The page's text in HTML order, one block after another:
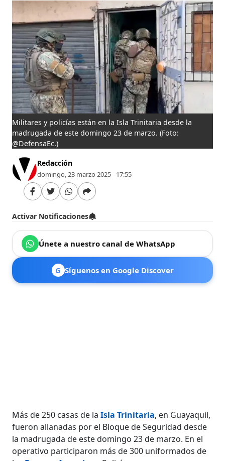
Militares y policías están en la Isla Trinitaria desde la
madrugada de este domingo 23 de marzo. (Foto:
@DefensaEc.)
Redacción
domingo, 23 marzo 2025 - 17:55
Activar Notificaciones
Únete a nuestro canal de WhatsApp
G Síguenos en Google Discover
Más de 250 casas de laIsla Trinitaria, en Guayaquil,
fueron allanadas por el Bloque de Seguridad desde
la madrugada de este domingo 23 de marzo. En el
operativo participaron más de 300 uniformados de